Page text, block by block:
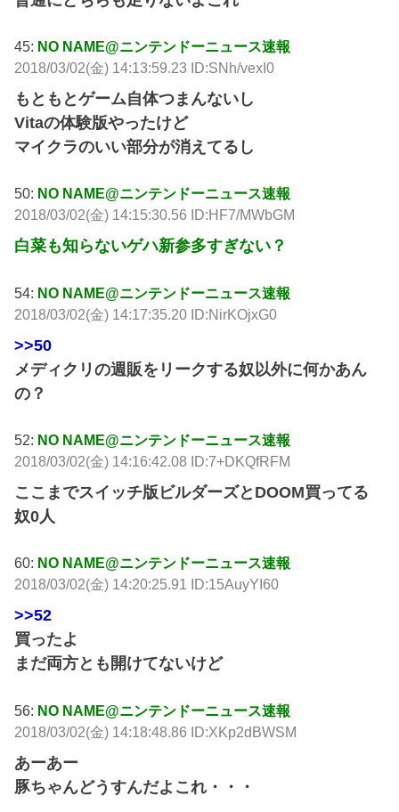
45: NO NAME@ニンテンドーニュース速報
2018/03/02(金) 14:13:59.23 ID:SNh/vexI0
もともとゲーム自体つまんないし
Vitaの体験版やったけど
マイクラのいい部分が消えてるし
50: NO NAME@ニンテンドーニュース速報
2018/03/02(金) 14:15:30.56 ID:HF7/MWbGM
白菜も知らないゲハ新参多すぎない？
54: NO NAME@ニンテンドーニュース速報
2018/03/02(金) 14:17:35.20 ID:NirKOjxG0
>>50
メディクリの週販をリークする奴以外に何かあん
の？
52: NO NAME@ニンテンドーニュース速報
2018/03/02(金) 14:16:42.08 ID:7+DKQfRFM
ここまでスイッチ版ビルダーズとDOOM買ってる
奴0人
60: NO NAME@ニンテンドーニュース速報
2018/03/02(金) 14:20:25.91 ID:15AuyYI60
>>52
買ったよ
まだ両方とも開けてないけど
56: NO NAME@ニンテンドーニュース速報
2018/03/02(金) 14:18:48.86 ID:XKp2dBWSM
あーあー
豚ちゃんどうすんだよこれ・・・